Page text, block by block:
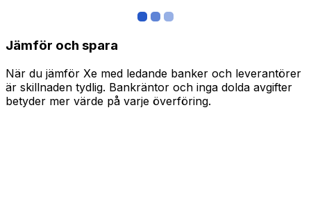
Jämför och spara
När du jämför Xe med ledande banker och leverantörer
är skillnaden tydlig. Bankräntor och inga dolda avgifter
betyder mer värde på varje överföring.